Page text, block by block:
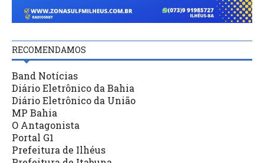
RECOMENDAMOS
Band Notícias
Diário Eletrônico da Bahia
Diário Eletrônico da União
MP Bahia
O Antagonista
Portal G1
Prefeitura de Ilhéus